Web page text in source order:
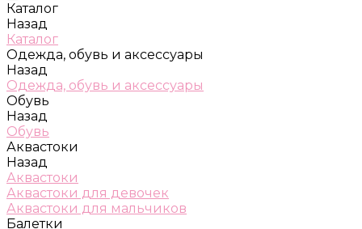
Каталог
Назад
Каталог
Одежда, обувь и аксессуары
Назад
Одежда, обувь и аксессуары
Обувь
Назад
Обувь
Аквастоки
Назад
Аквастоки
Аквастоки для девочек
Аквастоки для мальчиков
Балетки